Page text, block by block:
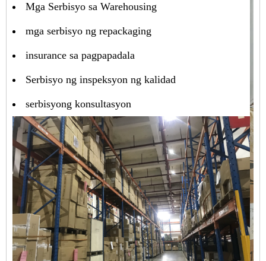
Mga Serbisyo sa Warehousing
mga serbisyo ng repackaging
insurance sa pagpapadala
Serbisyo ng inspeksyon ng kalidad
serbisyong konsultasyon